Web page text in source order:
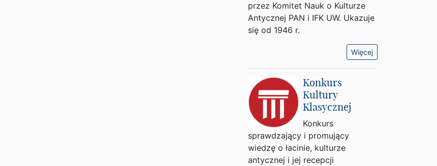
przez Komitet Nauk o Kulturze
Antycznej PAN i IFK UW. Ukazuje
się od 1946 r.
Więcej
Konkurs
Kultury
Klasycznej
Konkurs
sprawdzający i promujący
wiedzę o łacinie, kulturze
antycznej i jej recepcji